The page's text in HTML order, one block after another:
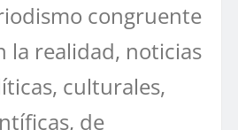
congruente
la realidad, noticias
culturales,
de